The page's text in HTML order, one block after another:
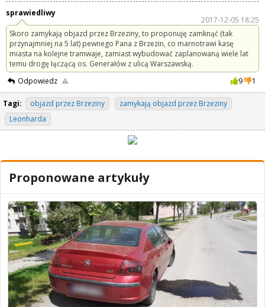
sprawiedliwy
2017-12-05 18:25
Skoro zamykają objazd przez Brzeziny, to proponuję zamknąć (tak
przynajmniej na 5 lat) pewnego Pana z Brzezin, co marnotrawi kasę
miasta na kolejne tramwaje, zamiast wybudować zaplanowaną wiele lat
temu drogę łączącą os. Generałów z ulicą Warszawską.
Odpowiedz
9 1
Tagi: objazd przez Brzeziny
zamykają objazd przez Brzeziny
Leonharda
Proponowane artykuły